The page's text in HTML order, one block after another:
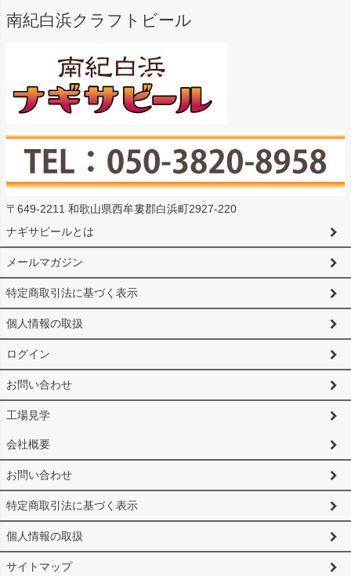
南紀白浜クラフトビール
〒649-2211 和歌山県西牟婁郡白浜町2927-220
ナギサビールとは
メールマガジン
特定商取引法に基づく表示
個人情報の取扱
ログイン
お問い合わせ
工場見学
会社概要
お問い合わせ
特定商取引法に基づく表示
個人情報の取扱
サイトマップ